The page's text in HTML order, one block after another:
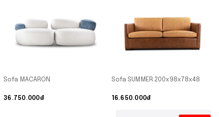
Sofa MACARON
36.750.000₫
Sofa SUMMER 200x98x78x48
16.650.000₫